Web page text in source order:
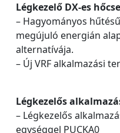
Légkezelő DX-es
– Hagyományos
megújuló energián
alternatívája.
– Új VRF alkalmazási
Légkezelős
– Légkezelős
egységgel PUCKA0